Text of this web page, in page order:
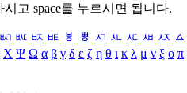
시고 space를 누르시면 됩니다.
ㅴ ㅵ ㅶ ㅷ ㅸ ㅹ ㅺ ㅻ ㅼ ㅽ ㅾ ㅿ
Χ Ψ Ω α β γ δ ε ζ η θ ι κ λ μ ν ξ ο π